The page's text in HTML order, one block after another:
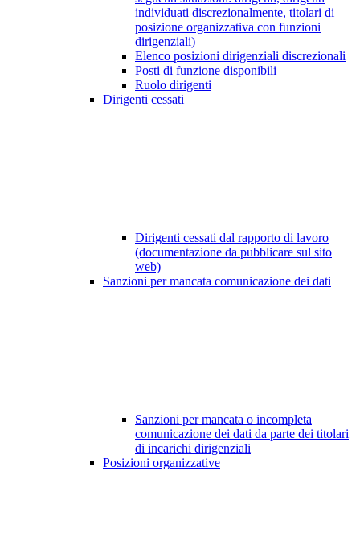
individuati discrezionalmente, titolari di
posizione organizzativa con funzioni
dirigenziali)
Elenco posizioni dirigenziali discrezionali
Posti di funzione disponibili
Ruolo dirigenti
Dirigenti cessati
Dirigenti cessati dal rapporto di lavoro
(documentazione da pubblicare sul sito
web)
Sanzioni per mancata comunicazione dei dati
Sanzioni per mancata o incompleta
comunicazione dei dati da parte dei titolari
di incarichi dirigenziali
Posizioni organizzative